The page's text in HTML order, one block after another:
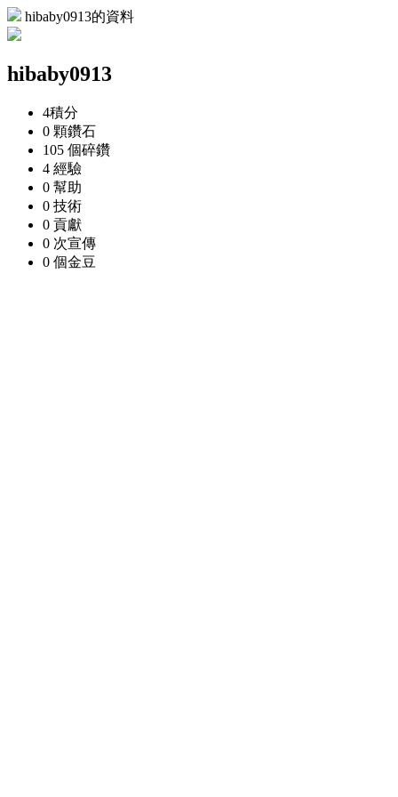
hibaby0913的資料
hibaby0913
4積分
0 顆鑽石
105 個碎鑽
4 經驗
0 幫助
0 技術
0 貢獻
0 次宣傳
0 個金豆